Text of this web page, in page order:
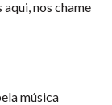
nos chame
música